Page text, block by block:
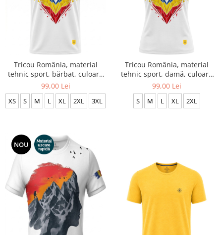
Tricou România, material
tehnic sport, bărbat, culoare
albă CS72
99,00 Lei
XS S M L XL 2XL 3XL
Tricou România, material
tehnic sport, damă, culoare
albă CS73
99,00 Lei
S M L XL 2XL
NOU